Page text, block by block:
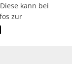
kann bei
zur